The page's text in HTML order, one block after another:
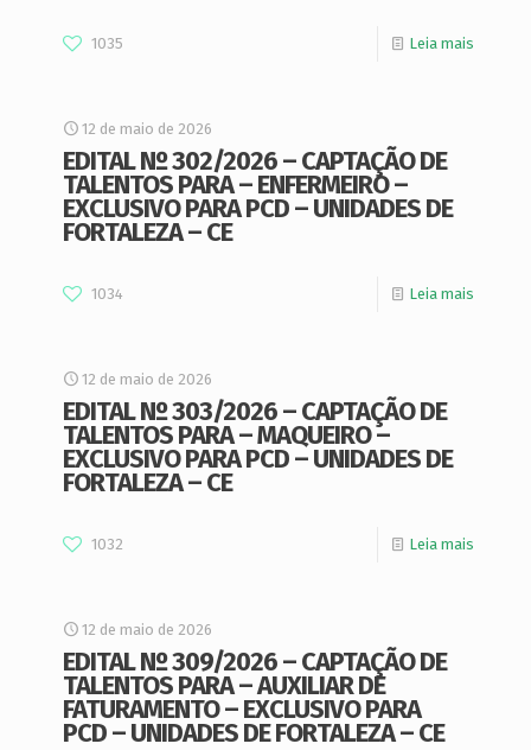
1035 Leia mais
12 de maio de 2026
EDITAL Nº 302/2026 – CAPTAÇÃO DE
TALENTOS PARA – ENFERMEIRO –
EXCLUSIVO PARA PCD – UNIDADES DE
FORTALEZA – CE
1034 Leia mais
12 de maio de 2026
EDITAL Nº 303/2026 – CAPTAÇÃO DE
TALENTOS PARA – MAQUEIRO –
EXCLUSIVO PARA PCD – UNIDADES DE
FORTALEZA – CE
1032 Leia mais
12 de maio de 2026
EDITAL Nº 309/2026 – CAPTAÇÃO DE
TALENTOS PARA – AUXILIAR DE
FATURAMENTO – EXCLUSIVO PARA
PCD – UNIDADES DE FORTALEZA – CE